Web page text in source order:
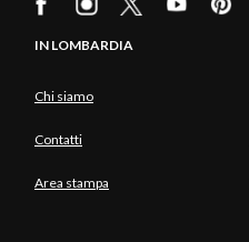
IN LOMBARDIA
Chi siamo
Contatti
Area stampa